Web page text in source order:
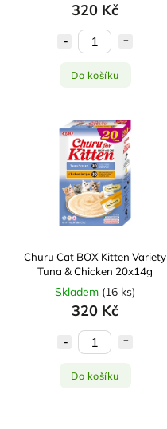
320 Kč
Do košíku
Churu Cat BOX Kitten Variety
Tuna & Chicken 20x14g
Skladem (16 ks)
320 Kč
Do košíku